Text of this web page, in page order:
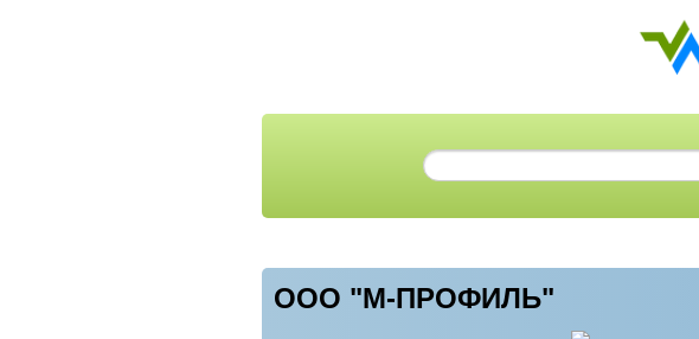
ООО "М-ПРОФИЛЬ"